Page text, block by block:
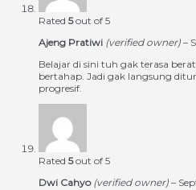
Rated 5out of 5
Ajeng Pratiwi (verified owner) –
Belajar di sini tuh gak terasa
bertahap. Jadi gak langsung
progresif.
Rated 5out of 5
Dwi Cahyo (verified owner) –